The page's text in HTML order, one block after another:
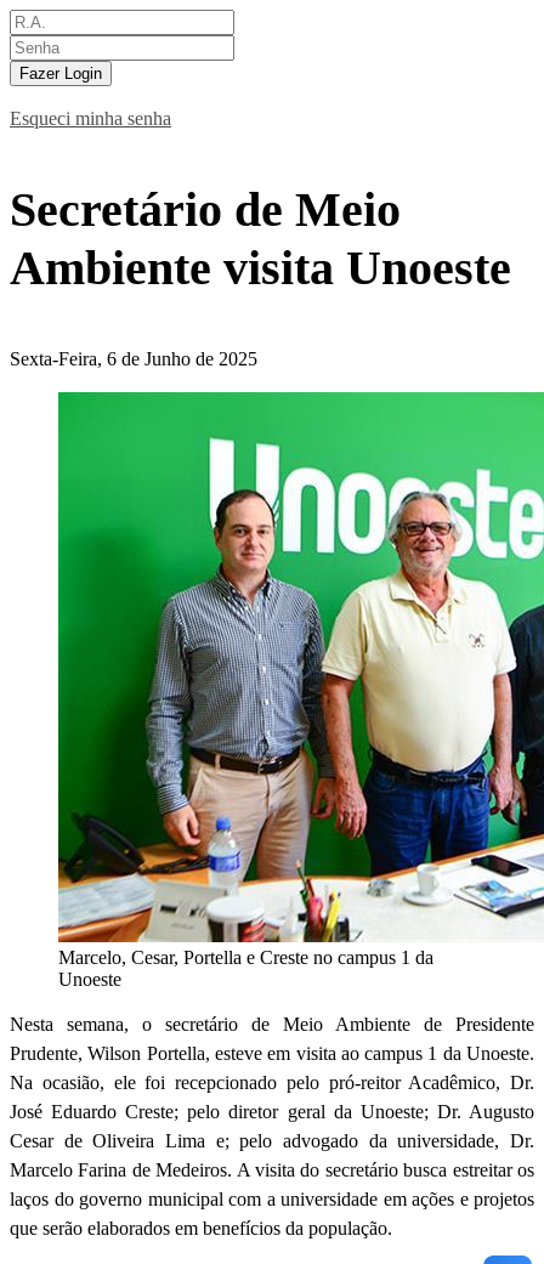
Fazer Login
Esqueci minha senha
Secretário de Meio
Ambiente visita Unoeste
Sexta-Feira, 6 de Junho de 2025
Marcelo, Cesar, Portella e Creste no campus 1 da
Unoeste
Nesta semana, o secretário de Meio Ambiente de Presidente
Prudente, Wilson Portella, esteve em visita ao campus 1 da Unoeste.
Na ocasião, ele foi recepcionado pelo pró-reitor Acadêmico, Dr.
José Eduardo Creste; pelo diretor geral da Unoeste; Dr. Augusto
Cesar de Oliveira Lima e; pelo advogado da universidade, Dr.
Marcelo Farina de Medeiros. A visita do secretário busca estreitar os
laços do governo municipal com a universidade em ações e projetos
que serão elaborados em benefícios da população.